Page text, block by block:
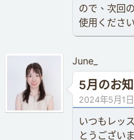
ので、次回
使用くださ
June_
5月のお
2024年5月1日
いつもレッ
とうござい